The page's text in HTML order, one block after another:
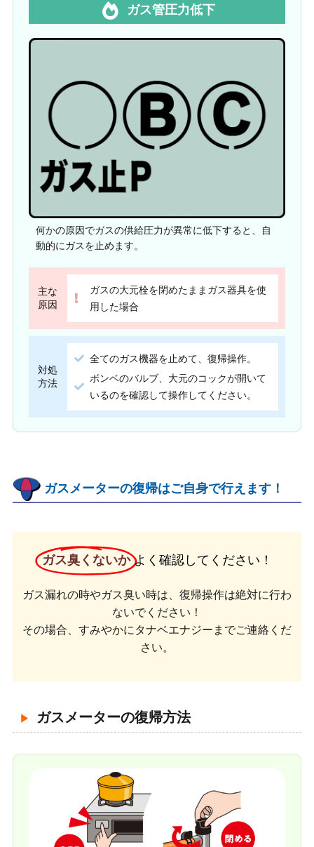
ガス管圧力低下
何かの原因でガスの供給圧力が異常に低下すると、自
動的にガスを止めます。
主な
原因
ガスの大元栓を閉めたままガス器具を使
用した場合
対処
方法
全てのガス機器を止めて、復帰操作。
ボンベのバルブ、大元のコックが開いて
いるのを確認して操作してください。
ガスメーターの復帰はご自身で行えます！
ガス臭くないか よく確認してください！
ガス漏れの時やガス臭い時は、復帰操作は絶対に行わ
ないでください！
その場合、すみやかにタナベエナジーまでご連絡くだ
さい。
ガスメーターの復帰方法